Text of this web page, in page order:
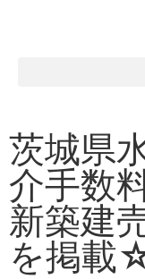
茨城県
介手数
新築建
を掲載